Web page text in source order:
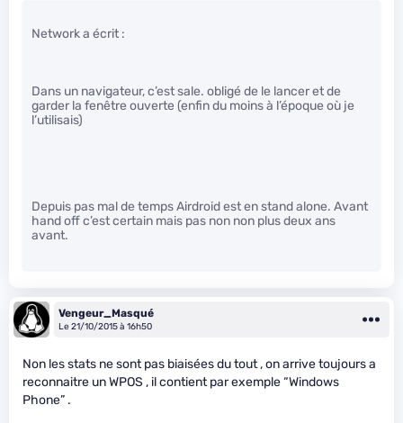
Network a écrit :
Dans un navigateur, c’est sale. obligé de le lancer et de
garder la fenêtre ouverte (enfin du moins à l’époque où je
l’utilisais)
Depuis pas mal de temps Airdroid est en stand alone. Avant
hand off c’est certain mais pas non non plus deux ans
avant.
Vengeur_Masqué
Le 21/10/2015 à 16h50
Non les stats ne sont pas biaisées du tout , on arrive toujours a
reconnaitre un WPOS , il contient par exemple “Windows
Phone” .